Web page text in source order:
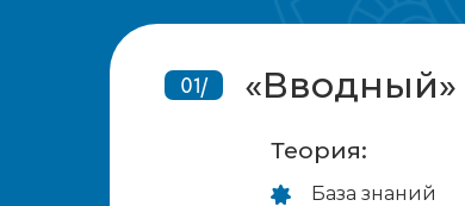
База знаний
«Вводный»
Теория:
01/